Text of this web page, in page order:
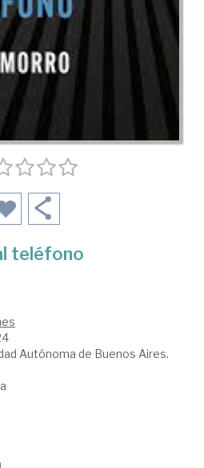
teléfono
Autónoma de Buenos Aires.